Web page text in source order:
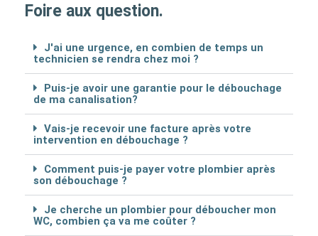
Foire aux question.
J'ai une urgence, en combien de temps un
technicien se rendra chez moi ?
Puis-je avoir une garantie pour le débouchage
de ma canalisation?
Vais-je recevoir une facture après votre
intervention en débouchage ?
Comment puis-je payer votre plombier après
son débouchage ?
Je cherche un plombier pour déboucher mon
WC, combien ça va me coûter ?